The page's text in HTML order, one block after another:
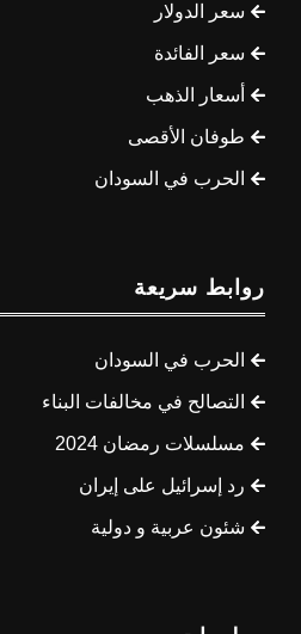
سعر الدولار
سعر الفائدة
أسعار الذهب
طوفان الأقصى
الحرب في السودان
روابط سريعة
الحرب في السودان
التصالح في مخالفات البناء
مسلسلات رمضان 2024
رد إسرائيل على إيران
شئون عربية و دولية